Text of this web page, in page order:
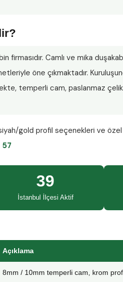
firmasıdır. Camlı ve mika
öne çıkmaktadır.
temperli cam, paslanmaz
gold profil seçenekleri ve
39
İstanbul İlçesi Aktif
Açıklama
8mm / 10mm temperli cam, krom